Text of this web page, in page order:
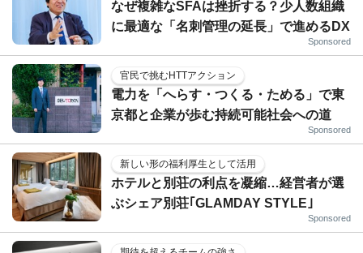
なぜ複雑なSFAは挫折する？少人数組織
に最適な「名刺管理の延長」で進めるDX
Sponsored
官民で挑むHTTアクション
電力を「へらす・つくる・ためる」で東
京都と企業が歩む持続可能社会への道
Sponsored
新しい形の福利厚生として活用
ホテルと別荘の利点を凝縮…経営者が選
ぶシェア別荘｢GLAMDAY STYLE｣
Sponsored